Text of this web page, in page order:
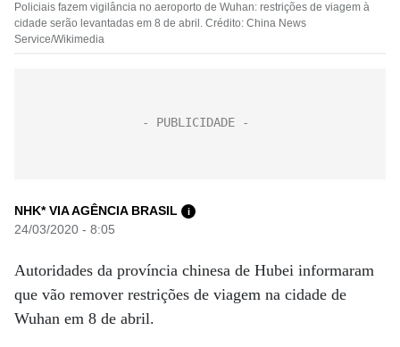
Policiais fazem vigilância no aeroporto de Wuhan: restrições de viagem à
cidade serão levantadas em 8 de abril. Crédito: China News
Service/Wikimedia
NHK* VIA AGÊNCIA BRASIL i
24/03/2020 - 8:05
Autoridades da província chinesa de Hubei informaram
que vão remover restrições de viagem na cidade de
Wuhan em 8 de abril.